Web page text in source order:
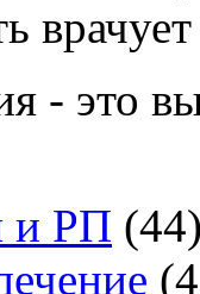
- это
и РП